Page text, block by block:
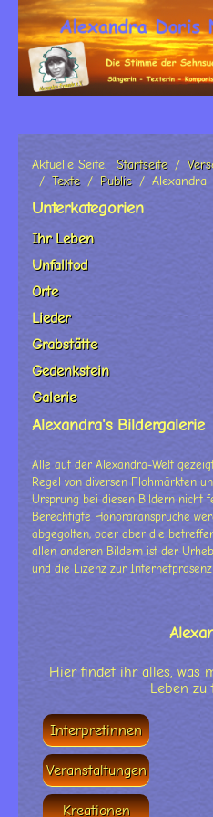
Interpretinnen
Veranstaltungen
Kreationen
Aktuelle Seite: Startseite
Texte
Public Alexandra
Unterkategorien
Ihr Leben
Unfalltod
Orte
Lieder
Grabstätte
Gedenkstein
Galerie
Alexandra's Bildergalerie
Alle auf der Alexandra-Welt
Regel von diversen Flohmärkten
Ursprung bei diesen Bildern nicht
Berechtigte Honoraransprüche
abgegolten, oder aber die
allen anderen Bildern ist der
und die Lizenz zur
Hier findet ihr alles, was
Leben zu